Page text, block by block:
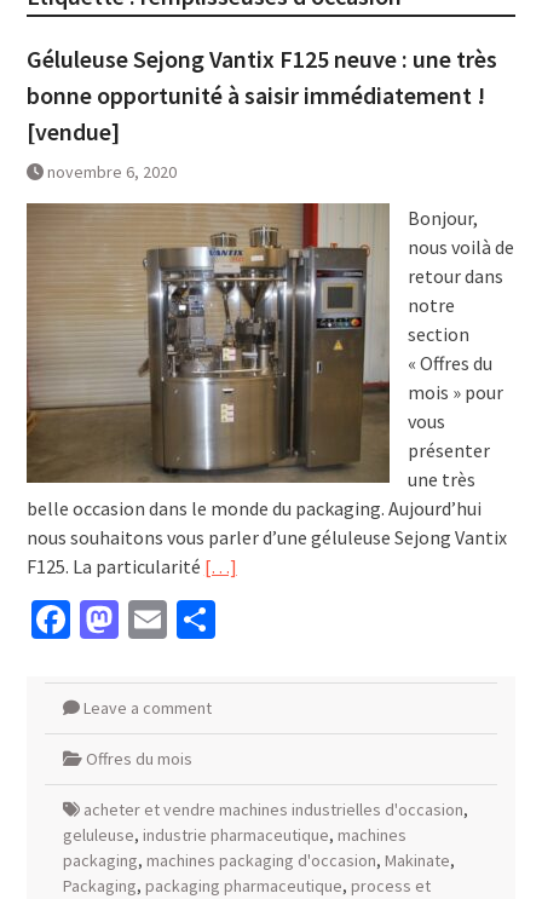
Géluleuse Sejong Vantix F125 neuve : une très
bonne opportunité à saisir immédiatement !
[vendue]
novembre 6, 2020
Bonjour,
nous voilà de
retour dans
notre
section
« Offres du
mois » pour
vous
présenter
une très
belle occasion dans le monde du packaging. Aujourd’hui
nous souhaitons vous parler d’une géluleuse Sejong Vantix
F125. La particularité […]
Facebook
Mastodon
EmailPartager
Leave a comment
Offres du mois
acheter et vendre machines industrielles d'occasion,
geluleuse, industrie pharmaceutique, machines
packaging, machines packaging d'occasion, Makinate,
Packaging, packaging pharmaceutique, process et